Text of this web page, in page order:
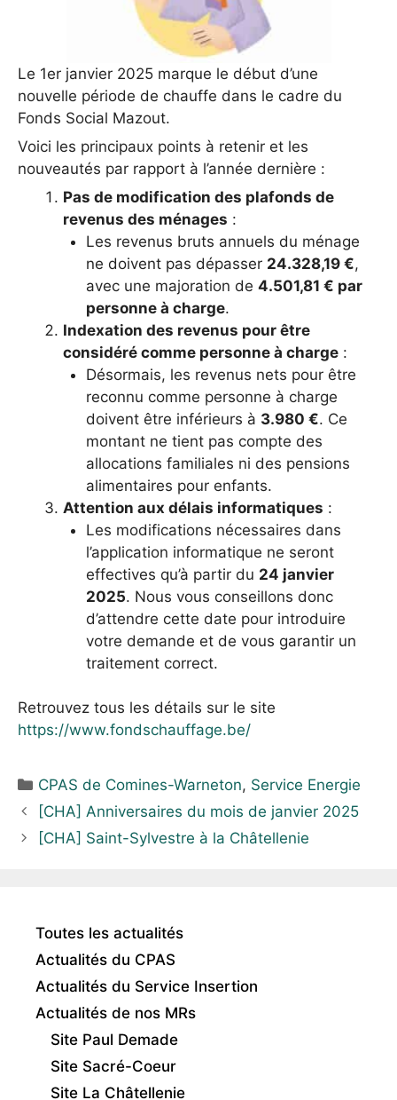
Le 1er janvier 2025 marque le début d’une
nouvelle période de chauffe dans le cadre du
Fonds Social Mazout.
Voici les principaux points à retenir et les
nouveautés par rapport à l’année dernière :
Pas de modification des plafonds de
revenus des ménages :
Les revenus bruts annuels du ménage
ne doivent pas dépasser 24.328,19 €,
avec une majoration de 4.501,81 € par
personne à charge.
Indexation des revenus pour être
considéré comme personne à charge :
Désormais, les revenus nets pour être
reconnu comme personne à charge
doivent être inférieurs à 3.980 €. Ce
montant ne tient pas compte des
allocations familiales ni des pensions
alimentaires pour enfants.
Attention aux délais informatiques :
Les modifications nécessaires dans
l’application informatique ne seront
effectives qu’à partir du 24 janvier
2025. Nous vous conseillons donc
d’attendre cette date pour introduire
votre demande et de vous garantir un
traitement correct.
Retrouvez tous les détails sur le site
https://www.fondschauffage.be/
Catégories
CPAS de Comines-Warneton, Service Energie
[CHA] Anniversaires du mois de janvier 2025
[CHA] Saint-Sylvestre à la Châtellenie
Toutes les actualités
Actualités du CPAS
Actualités du Service Insertion
Actualités de nos MRs
Site Paul Demade
Site Sacré-Coeur
Site La Châtellenie